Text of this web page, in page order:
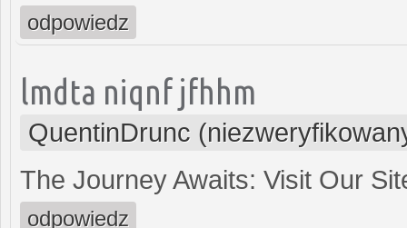
odpowiedz
lmdta niqnf jfhhm
QuentinDrunc
The Journey Awaits: Visit Our
odpowiedz